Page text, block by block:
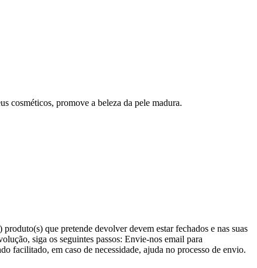
cosméticos, promove a beleza da pele madura.
que pretende devolver devem estar fechados e nas suas
siga os seguintes passos: Envie-nos email para
facilitado, em caso de necessidade, ajuda no processo de envio.